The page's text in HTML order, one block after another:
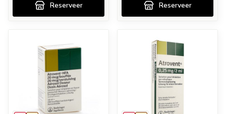
Reserveer Reserveer